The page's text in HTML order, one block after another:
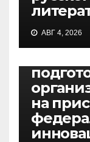
АВГ 4, 2026
на